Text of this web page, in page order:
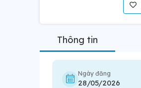
Thông tin
Ngày đăng
28/05/2026